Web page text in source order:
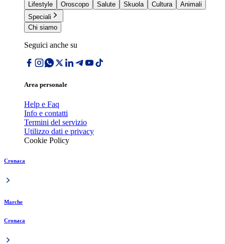
Lifestyle
Oroscopo Salute Skuola Cultura
Animali
Speciali
Chi siamo
Seguici anche su
Area personale
Help e Faq
Info e contatti
Termini del servizio
Utilizzo dati e privacy
Cookie Policy
Cronaca
Marche
Cronaca